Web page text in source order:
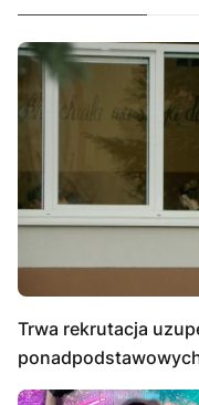
Trwa rekrutacja